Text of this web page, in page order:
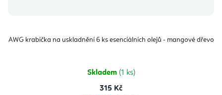
AWG krabička na uskladnění 6 ks esenciálních olejů - mangové dřevo
Skladem (1 ks)
315 Kč